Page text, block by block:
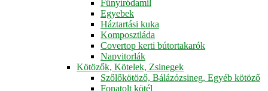
Fűnyíródamil
Egyebek
Háztartási kuka
Komposztláda
Covertop kerti bútortakarók
Napvitorlák
Kötözők, Kötelek, Zsinegek
Szőlőkötöző, Bálázózsineg, Egyéb kötöző
Fonatolt kötél